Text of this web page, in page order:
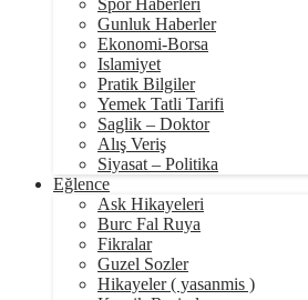
Spor Haberleri
Gunluk Haberler
Ekonomi-Borsa
Islamiyet
Pratik Bilgiler
Yemek Tatli Tarifi
Saglik – Doktor
Alış Veriş
Siyasat – Politika
Eğlence
Ask Hikayeleri
Burc Fal Ruya
Fikralar
Guzel Sozler
Hikayeler ( yasanmis )